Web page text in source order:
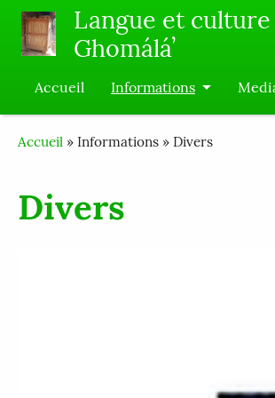
Skip to main content
Langue et culture
Ghomáláʼ
Accueil Informations
Breadcrumb
Accueil Informations Divers
Divers